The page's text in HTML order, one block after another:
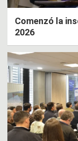
Comenzó la
2026